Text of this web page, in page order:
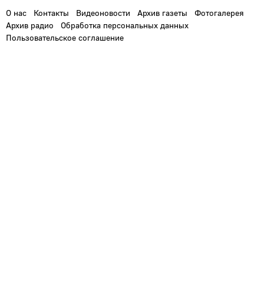
О нас Контакты Видеоновости Архив газеты
Фотогалерея
Архив радио
Обработка персональных данных
Пользовательское соглашение